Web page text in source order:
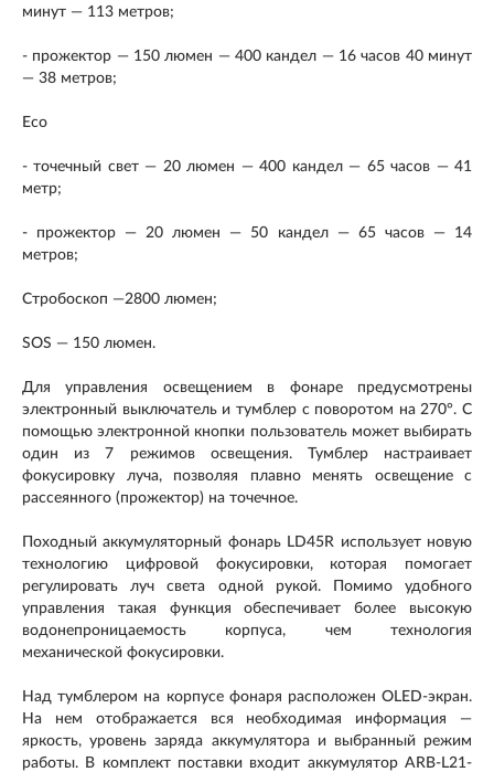
минут — 113 метров;
- прожектор — 150 люмен — 400 кандел — 16 часов 40 минут
— 38 метров;
Eco
- точечный свет — 20 люмен — 400 кандел — 65 часов — 41
метр;
- прожектор — 20 люмен — 50 кандел — 65 часов — 14
метров;
Стробоскоп —2800 люмен;
SOS — 150 люмен.
Для управления освещением в фонаре предусмотрены
электронный выключатель и тумблер с поворотом на 270°. С
помощью электронной кнопки пользователь может выбирать
один из 7 режимов освещения. Тумблер настраивает
фокусировку луча, позволяя плавно менять освещение с
рассеянного (прожектор) на точечное.
Походный аккумуляторный фонарь LD45R использует новую
технологию цифровой фокусировки, которая помогает
регулировать луч света одной рукой. Помимо удобного
управления такая функция обеспечивает более высокую
водонепроницаемость корпуса, чем технология
механической фокусировки.
Над тумблером на корпусе фонаря расположен OLED-экран.
На нем отображается вся необходимая информация —
яркость, уровень заряда аккумулятора и выбранный режим
работы. В комплект поставки входит аккумулятор ARB-L21-